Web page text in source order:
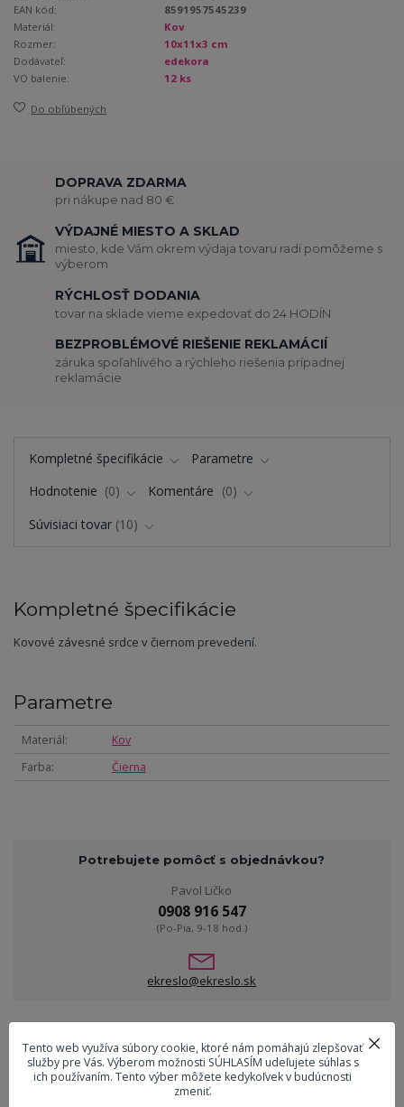
EAN kód:
8591957545239
Materiál:
Kov
Rozmer:
10x11x3 cm
Dodávateľ:
edekora
VO balenie:
12 ks
Do obľúbených
DOPRAVA ZDARMA
pri nákupe nad 80 €
VÝDAJNÉ MIESTO A SKLAD
miesto, kde Vám okrem výdaja tovaru radi pomôžeme s
výberom
RÝCHLOSŤ DODANIA
tovar na sklade vieme expedovať do 24 HODÍN
BEZPROBLÉMOVÉ RIEŠENIE REKLAMÁCIÍ
záruka spoľahlivého a rýchleho riešenia prípadnej
reklamácie
Kompletné špecifikácie
Parametre
Hodnotenie
0 Komentáre
0
Súvisiaci tovar 10
Kompletné špecifikácie
Kovové závesné srdce v čiernom prevedení.
Parametre
Materiál
Kov
Farba
Čierna
Potrebujete pomôcť s objednávkou?
Pavol Ličko
0908 916 547
(Po-Pia, 9-18 hod.)
ekreslo@ekreslo.sk
Tovar zaradený v kategóriách
Dekorácie
Tento web využíva súbory cookie, ktoré nám pomáhajú zlepšovať
služby pre Vás. Výberom možnosti SÚHLASÍM udeľujete súhlas s
ich používaním. Tento výber môžete kedykoľvek v budúcnosti
zmeniť.